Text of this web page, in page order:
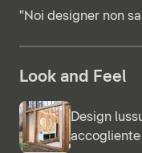
"Noi designer non
Look and Feel
Design
accogliente